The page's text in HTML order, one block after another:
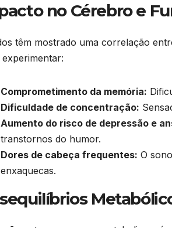
no Cérebro e
têm mostrado uma correlação
experimentar:
Comprometimento da memória:
Dificuldade de concentração:
Aumento do risco de depressão e
transtornos do humor.
Dores de cabeça frequentes: O
enxaquecas.